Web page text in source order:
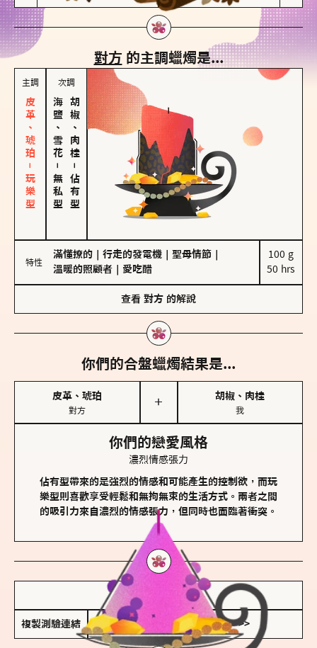
對方 的主調蠟燭是...
主調
皮革、琥珀－玩樂型
次調
海鹽、雪花
－
無私型
胡椒、肉桂
－
佔有型
特性
滿懂撩的 行走的發電機 聖母情節
溫暖的照顧者
愛吃醋
100 g
50 hrs
查看 對方 的解說
你們的合盤蠟燭結果是...
皮革、琥珀
對方
＋
胡椒、肉桂
我
你們的戀愛風格
濃烈情感張力
佔有型帶來的是強烈的情感和可能產生的控制欲，而玩
樂型則喜歡享受輕鬆和無拘無束的生活方式。兩者之間
的吸引力來自濃烈的情感張力，但同時也面臨著衝突。
儲存我的結果圖
複製測驗連結 查看香氛類型全解析 >>>